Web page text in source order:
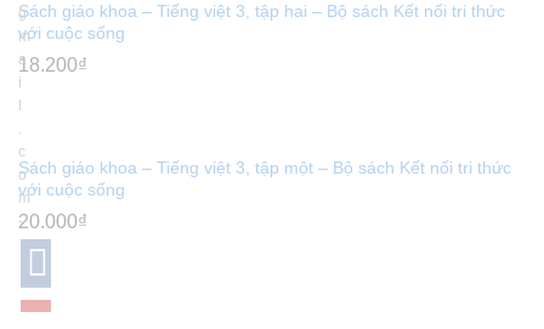
Sách giáo khoa – Tiếng việt 3, tập hai – Bộ sách Kết nối tri thức
với cuộc sống
18.200₫
Sách giáo khoa – Tiếng việt 3, tập một – Bộ sách Kết nối tri thức
với cuộc sống
20.000₫
g
m
a
i
.
c
o
m
-